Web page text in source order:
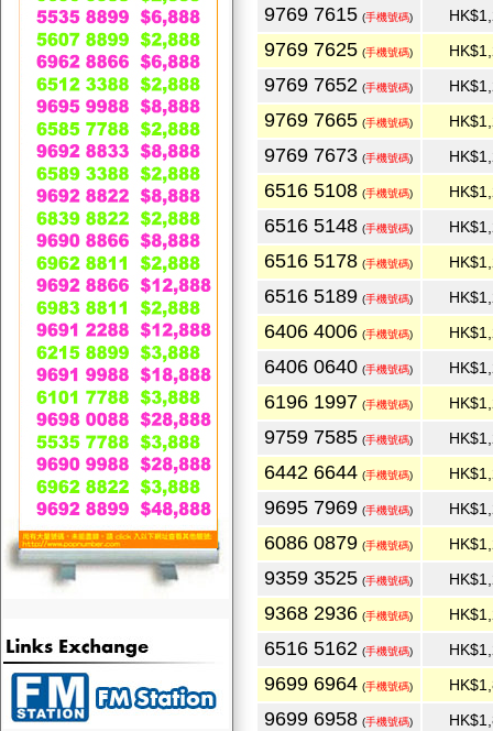
9769 7615 (手機號碼)
9769 7625 (手機號碼)
9769 7652 (手機號碼)
9769 7665 (手機號碼)
9769 7673 (手機號碼)
6516 5108 (手機號碼)
6516 5148 (手機號碼)
6516 5178 (手機號碼)
6516 5189 (手機號碼)
6406 4006 (手機號碼)
6406 0640 (手機號碼)
6196 1997 (手機號碼)
9759 7585 (手機號碼)
6442 6644 (手機號碼)
9695 7969 (手機號碼)
6086 0879 (手機號碼)
9359 3525 (手機號碼)
9368 2936 (手機號碼)
6516 5162 (手機號碼)
9699 6964 (手機號碼)
9699 6958 (手機號碼)